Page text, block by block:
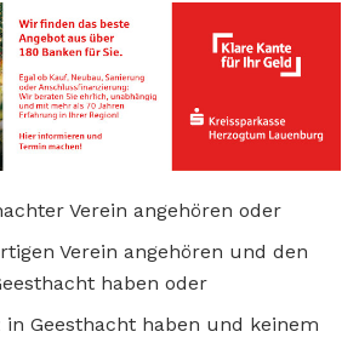
Verein angehören oder
Verein angehören und den
haben oder
in Geesthacht haben und keinem